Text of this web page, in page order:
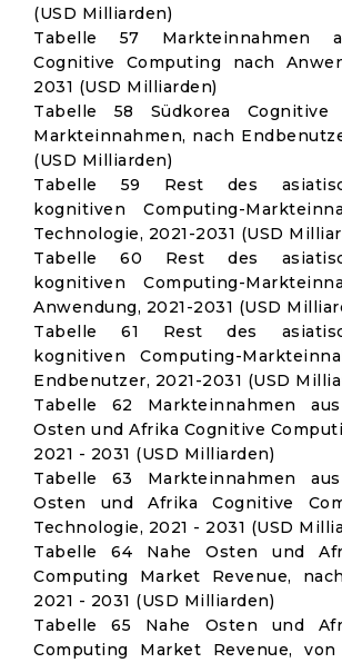
(USD Milliarden)
Tabelle 57 Markteinnahmen
Cognitive Computing nach
2031 (USD Milliarden)
Tabelle 58 Südkorea
Markteinnahmen, nach
(USD Milliarden)
Tabelle 59 Rest des
kognitiven Computing-
Technologie, 2021-2031 (USD
Tabelle 60 Rest des
kognitiven Computing-
Anwendung, 2021-2031 (USD
Tabelle 61 Rest des
kognitiven Computing-
Endbenutzer, 2021-2031 (USD
Tabelle 62 Markteinnahmen
Osten und Afrika Cognitive
2021 - 2031 (USD Milliarden)
Tabelle 63 Markteinnahmen
Osten und Afrika Cognitive
Technologie, 2021 - 2031 (USD
Tabelle 64 Nahe Osten und
Computing Market Revenue,
2021 - 2031 (USD Milliarden)
Tabelle 65 Nahe Osten und
Computing Market Revenue, von